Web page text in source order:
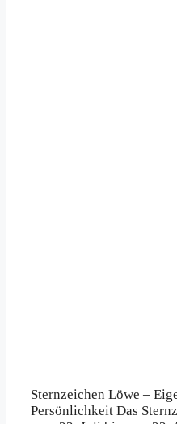
Sternzeichen Löwe –
Persönlichkeit Das